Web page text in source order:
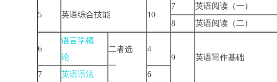
5 英语综合技能 10
7 英语阅读（一）
8
英语阅读（二）
6
语言学概
论
二者选
一
4
9
英语写作基础
7
英语语法
6